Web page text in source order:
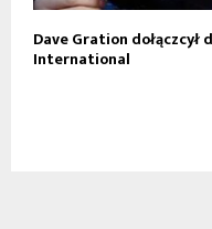
Dave Gration dołączcył
International